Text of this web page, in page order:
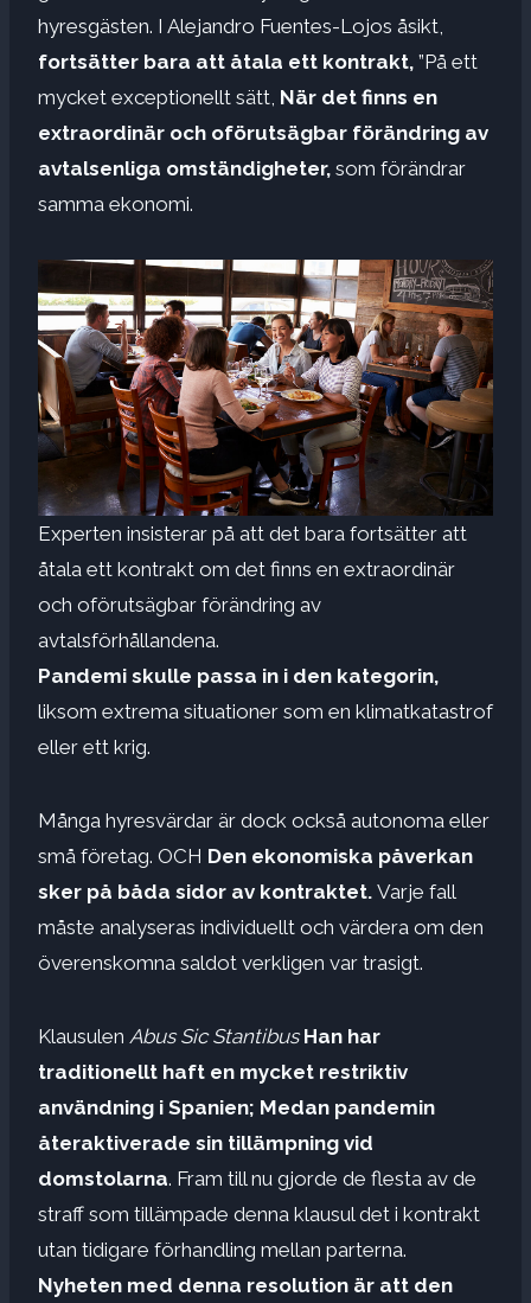
hyresgästen. I Alejandro Fuentes-Lojos åsikt,
fortsätter bara att åtala ett kontrakt, ”På ett
mycket exceptionellt sätt, När det finns en
extraordinär och oförutsägbar förändring av
avtalsenliga omständigheter, som förändrar
samma ekonomi.
Experten insisterar på att det bara fortsätter att
åtala ett kontrakt om det finns en extraordinär
och oförutsägbar förändring av
avtalsförhållandena.
Pandemi skulle passa in i den kategorin,
liksom extrema situationer som en klimatkatastrof
eller ett krig.
Många hyresvärdar är dock också autonoma eller
små företag. OCH Den ekonomiska påverkan
sker på båda sidor av kontraktet. Varje fall
måste analyseras individuellt och värdera om den
överenskomna saldot verkligen var trasigt.
Klausulen Abus Sic Stantibus Han har
traditionellt haft en mycket restriktiv
användning i Spanien; Medan pandemin
återaktiverade sin tillämpning vid
domstolarna. Fram till nu gjorde de flesta av de
straff som tillämpade denna klausul det i kontrakt
utan tidigare förhandling mellan parterna.
Nyheten med denna resolution är att den